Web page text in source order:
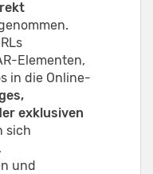
Elementen,
in die Online-
exklusiven
sich
und